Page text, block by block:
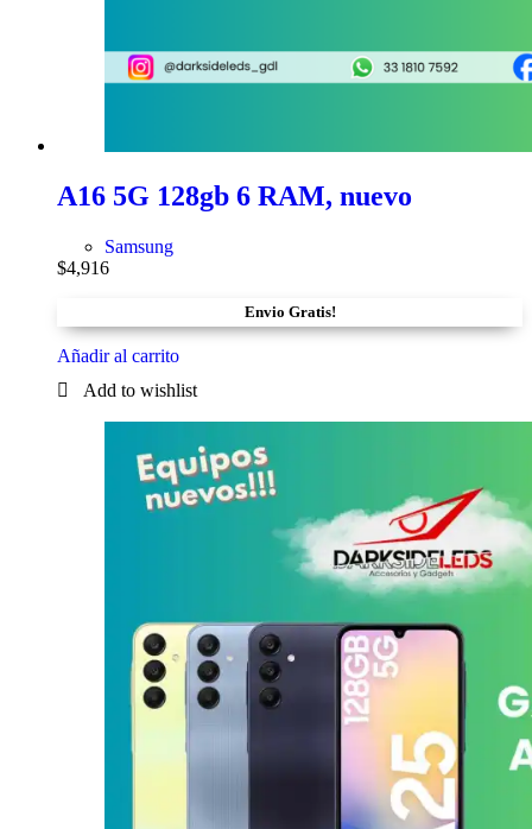
A16 5G 128gb 6 RAM, nuevo
Samsung
$4,916
Envio Gratis!
Añadir al carrito